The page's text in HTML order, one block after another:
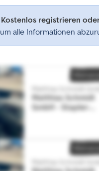
Kostenlos registrieren
um alle Informationen
Matthias Schmidt
GmbH - Stapler-
Stapler-Service